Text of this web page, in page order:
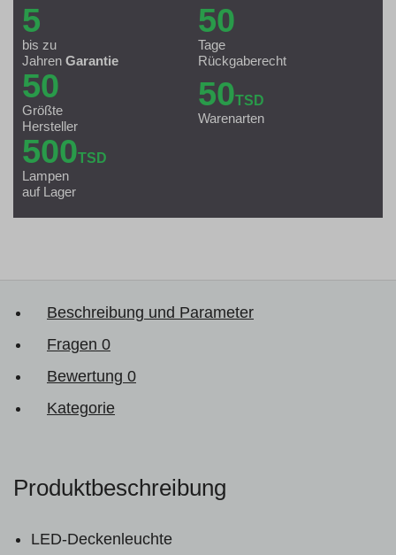
5
bis zu
Jahren Garantie
50
Tage
Rückgaberecht
50
Größte
Hersteller
50TSD
Warenarten
500TSD
Lampen
auf Lager
Beschreibung und Parameter
Fragen 0
Bewertung 0
Kategorie
Produktbeschreibung
LED-Deckenleuchte